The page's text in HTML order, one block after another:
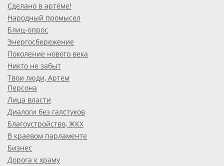
Сделано в артёме!
Народный промысел
Блиц-опрос
Энергосбережение
Поколение нового века
Никто не забыт
Твои люди, Артем
Персона
Лица власти
Диалоги без галстуков
Благоустройство, ЖКХ
В краевом парламенте
Бизнес
Дорога к храму